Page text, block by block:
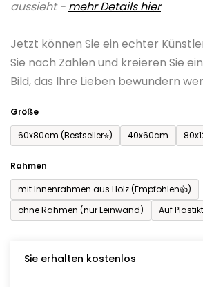
aussieht - mehr Details hier
Jetzt können Sie ein echter
Sie nach Zahlen und kreieren Sie
Bild, das Ihre Lieben bewundern
Größe
60x80cm (Bestseller⭐)
40x60cm
Rahmen
mit Innenrahmen aus Holz (Empfohlen👍)
ohne Rahmen (nur Leinwand)
Auf
Sie erhalten kostenlos
ist
von
5
Sternen.